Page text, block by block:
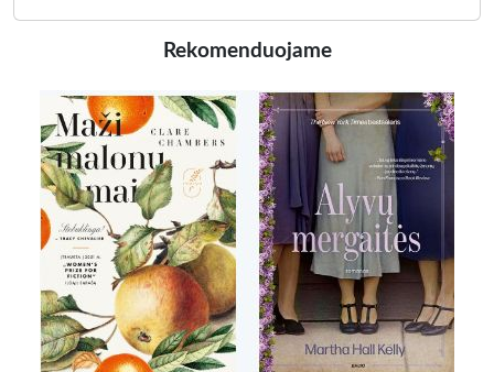
Rekomenduojame